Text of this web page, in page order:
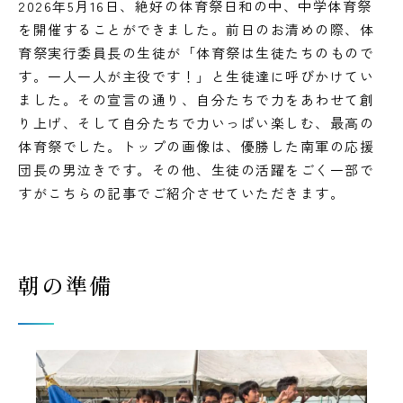
2026年5月16日、絶好の体育祭日和の中、中学体育祭
を開催することができました。前日のお清めの際、体
育祭実行委員長の生徒が「体育祭は生徒たちのもので
す。一人一人が主役です！」と生徒達に呼びかけてい
ました。その宣言の通り、自分たちで力をあわせて創
り上げ、そして自分たちで力いっぱい楽しむ、最高の
体育祭でした。トップの画像は、優勝した南軍の応援
団長の男泣きです。その他、生徒の活躍をごく一部で
すがこちらの記事でご紹介させていただきます。
朝の準備